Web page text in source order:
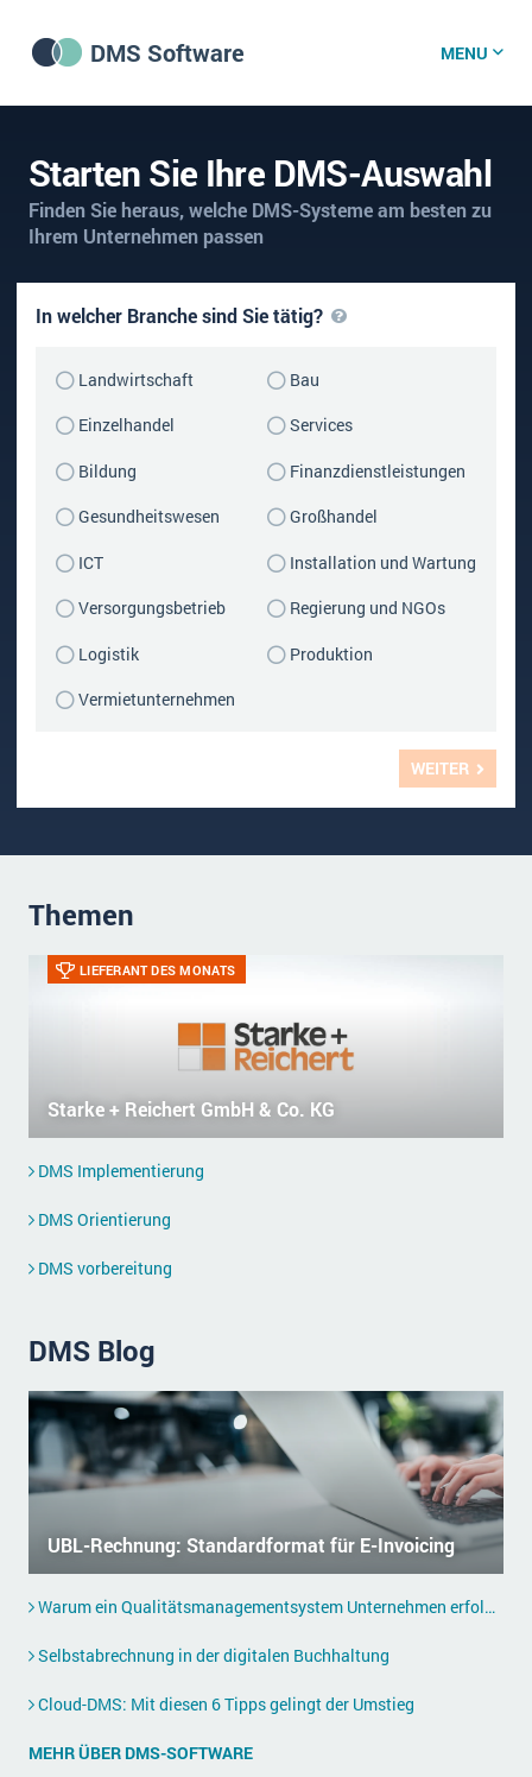
DMS Software
DMS Wissenszentrum
DMS News
Was ist DMS?
Offene Stellen bei CRM-Lieferanten
Über uns
DSGVO/GDPR
Impressum
Kontakt
MENU
Starten Sie Ihre DMS-Auswahl
Finden Sie heraus, welche DMS-Systeme am besten zu
Ihrem Unternehmen passen
WEITER
In welcher Branche sind Sie tätig?
Landwirtschaft Bau
Einzelhandel Services
Bildung Finanzdienstleistungen
Gesundheitswesen Großhandel
ICT Installation und Wartung
Versorgungsbetrieb Regierung und NGOs
Logistik Produktion
Vermietunternehmen
Themen
LIEFERANT DES MONATS
Starke + Reichert GmbH & Co. KG
DMS Implementierung
DMS Orientierung
DMS vorbereitung
DMS Blog
UBL-Rechnung: Standardformat für E-Invoicing
Warum ein Qualitätsmanagementsystem Unternehmen erfolgreicher macht
Selbstabrechnung in der digitalen Buchhaltung
Cloud-DMS: Mit diesen 6 Tipps gelingt der Umstieg
MEHR ÜBER DMS-SOFTWARE